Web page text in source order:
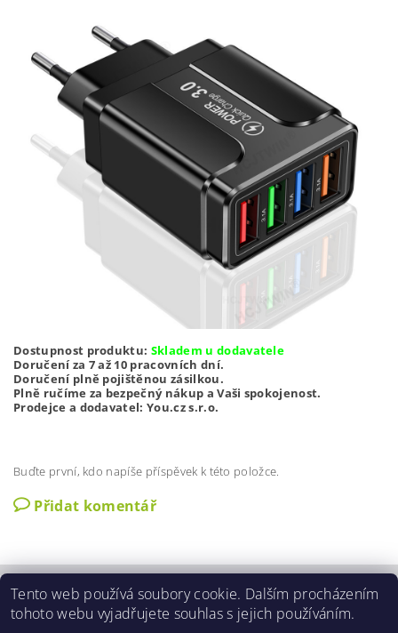
Dostupnost produktu: Skladem u dodavatele
Doručení za 7 až 10 pracovních dní.
Doručení plně pojištěnou zásilkou.
Plně ručíme za bezpečný nákup a Vaši spokojenost.
Prodejce a dodavatel: You.cz s.r.o.
Buďte první, kdo napíše příspěvek k této položce.
Přidat komentář
Zobrazit akční slevy | O nás | Kontakty | Obchodní podmínky
GDPR podmínky | Aktuální nabídka slev
Tento web používá soubory cookie. Dalším procházením
tohoto webu vyjadřujete souhlas s jejich používáním.